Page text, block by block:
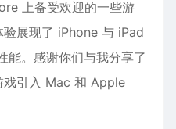
上备受欢迎的一些游
展现了 iPhone 与 iPad
能。感谢你们与我分享了
戏引入 Mac 和 Apple